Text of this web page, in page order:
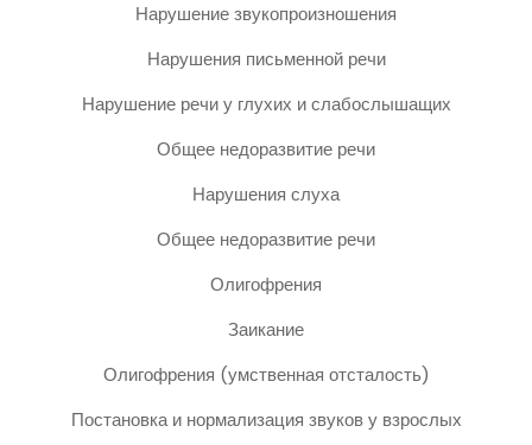
Нарушение звукопроизношения
Нарушения письменной речи
Нарушение речи у глухих и слабослышащих
Общее недоразвитие речи
Нарушения слуха
Общее недоразвитие речи
Олигофрения
Заикание
Олигофрения (умственная отсталость)
Постановка и нормализация звуков у взрослых